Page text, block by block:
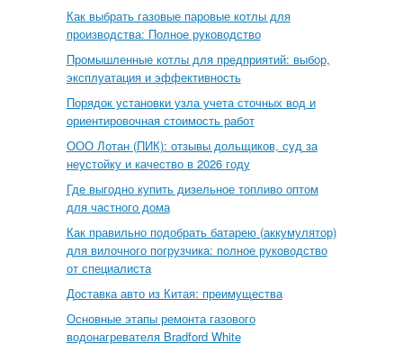
Как выбрать газовые паровые котлы для
производства: Полное руководство
Промышленные котлы для предприятий: выбор,
эксплуатация и эффективность
Порядок установки узла учета сточных вод и
ориентировочная стоимость работ
ООО Лотан (ПИК): отзывы дольщиков, суд за
неустойку и качество в 2026 году
Где выгодно купить дизельное топливо оптом
для частного дома
Как правильно подобрать батарею (аккумулятор)
для вилочного погрузчика: полное руководство
от специалиста
Доставка авто из Китая: преимущества
Основные этапы ремонта газового
водонагревателя Bradford White